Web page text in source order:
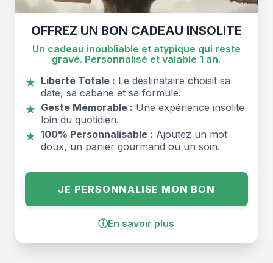
OFFREZ UN BON CADEAU INSOLITE
Un cadeau inoubliable et atypique qui reste
gravé. Personnalisé et valable 1 an.
★ Liberté Totale : Le destinataire choisit sa
date, sa cabane et sa formule.
★ Geste Mémorable : Une expérience insolite
loin du quotidien.
★ 100% Personnalisable : Ajoutez un mot
doux, un panier gourmand ou un soin.
JE PERSONNALISE MON BON
ⓘEn savoir plus